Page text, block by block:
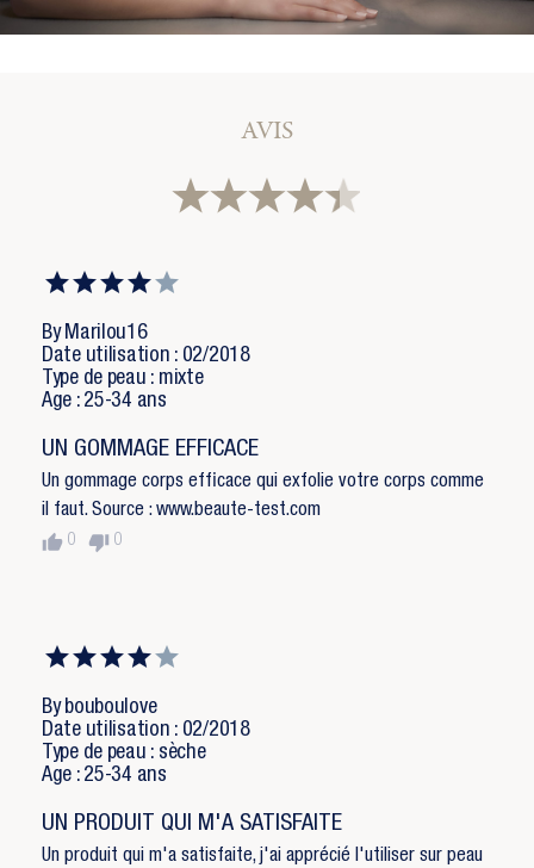
Ajouter à ma liste d'envies
add_circle_outline Créer une nouvelle liste
Créer une liste d'envies
Nom de la liste d'envies
Connexion
Vous devez être connecté pour ajouter des produits
à votre liste d'envies.
AVIS
By Marilou16
Date utilisation : 02/2018
Type de peau : mixte
Age : 25-34 ans
UN GOMMAGE EFFICACE
Un gommage corps efficace qui exfolie votre corps comme
il faut. Source : www.beaute-test.com
thumb_up 0 thumb_down 0
By bouboulove
Date utilisation : 02/2018
Type de peau : sèche
Age : 25-34 ans
UN PRODUIT QUI M'A SATISFAITE
Un produit qui m'a satisfaite, j'ai apprécié l'utiliser sur peau